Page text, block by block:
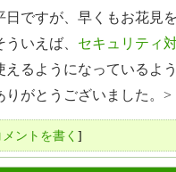
日ですが、早くもお花見
ういえば、 セキュリティ
えるようになっているよう
りがとうございました。>
メントを書く ]